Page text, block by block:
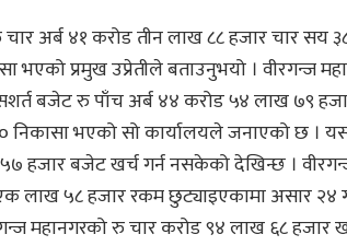
अर्ब ४१ करोड तीन लाख ८८ हजार चार
भएको प्रमुख उप्रेतीले बताउनुभयो । वीरगन्ज
बजेट रु पाँच अर्ब ४४ करोड ५४ लाख ७९
निकासा भएको सो कार्यालयले जनाएको छ ।
हजार बजेट खर्च गर्न नसकेको देखिन्छ ।
लाख ५८ हजार रकम छुट्याइएकामा असार
महानगरको रु चार करोड ९४ लाख ६८